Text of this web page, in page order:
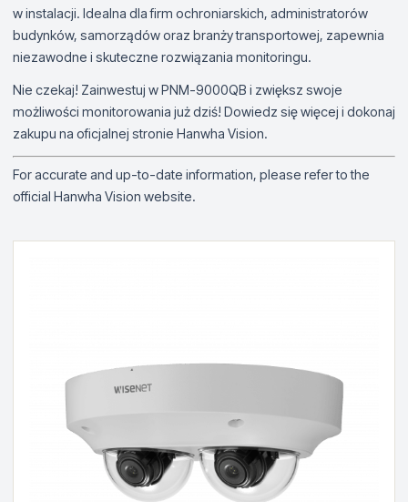
w instalacji. Idealna dla firm ochroniarskich, administratorów
budynków, samorządów oraz branży transportowej, zapewnia
niezawodne i skuteczne rozwiązania monitoringu.
Nie czekaj! Zainwestuj w PNM-9000QB i zwiększ swoje
możliwości monitorowania już dziś! Dowiedz się więcej i dokonaj
zakupu na oficjalnej stronie Hanwha Vision.
For accurate and up-to-date information, please refer to the
official Hanwha Vision website.